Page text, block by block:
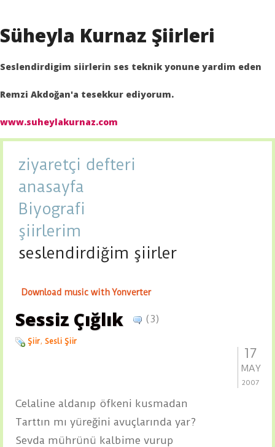
Süheyla Kurnaz Şiirleri
Seslendirdigim siirlerin ses teknik yonune yardim eden
Remzi Akdoğan'a tesekkur ediyorum.
www.suheylakurnaz.com
ziyaretçi defteri
anasayfa
Biyografi
şiirlerim
seslendirdiğim şiirler
Download music with Yonverter
Sessiz Çığlık (3)
Şiir, Sesli Şiir
17
MAY
2007
Celaline aldanıp öfkeni kusmadan
Tarttın mı yüreğini avuçlarında yar?
Sevda mührünü kalbime vurup